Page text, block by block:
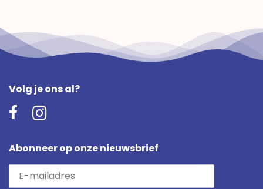
Volg je ons al?
Abonneer op onze nieuwsbrief